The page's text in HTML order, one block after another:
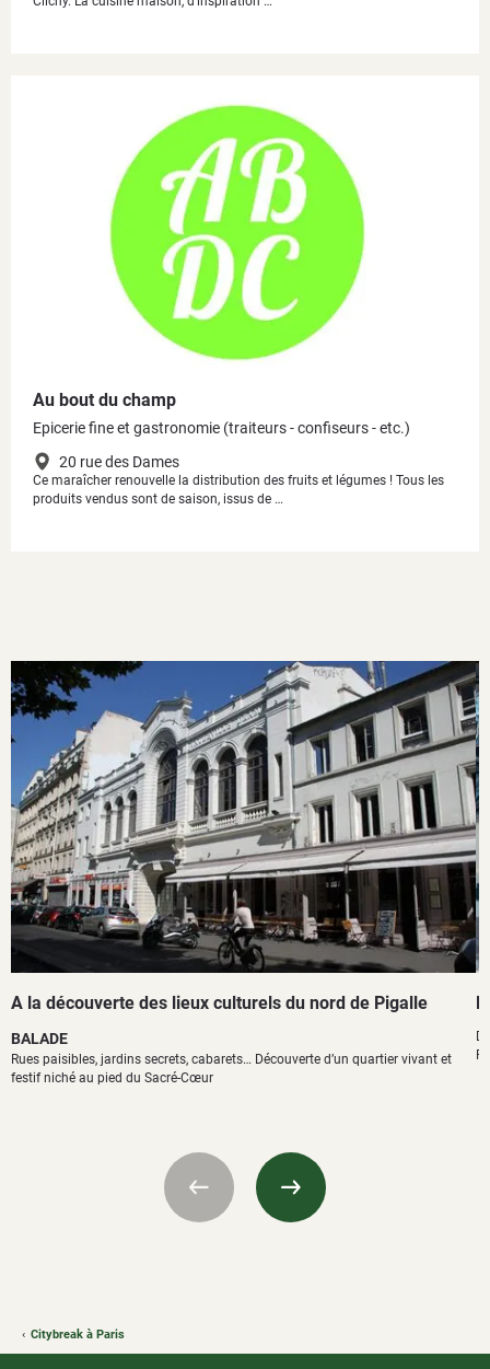
Au bout du champ
Epicerie fine et gastronomie (traiteurs - confiseurs - etc.)
20 rue des Dames
Ce maraîcher renouvelle la distribution des fruits et légumes ! Tous les
produits vendus sont de saison, issus de …
A la découverte des lieux culturels du nord de Pigalle
BALADE
Rues paisibles, jardins secrets, cabarets… Découverte d’un quartier vivant et
festif niché au pied du Sacré-Cœur
Citybreak à Paris